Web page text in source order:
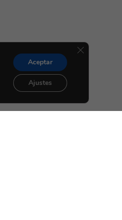
Aceptar
Ajustes
Cerrar el